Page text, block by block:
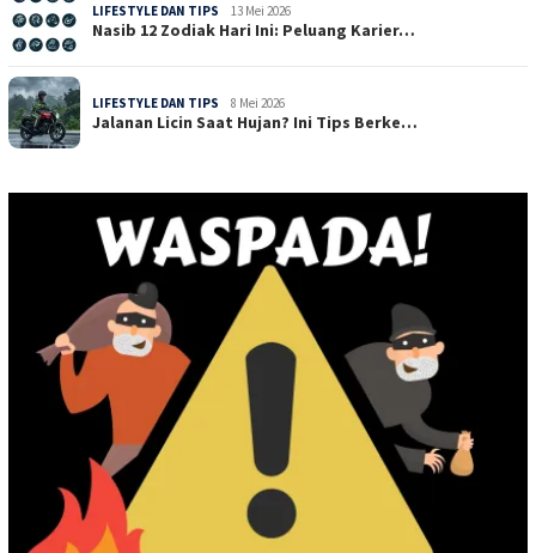
LIFESTYLE DAN TIPS 13 Mei 2026
Nasib 12 Zodiak Hari Ini: Peluang Karier…
LIFESTYLE DAN TIPS 8 Mei 2026
Jalanan Licin Saat Hujan? Ini Tips Berke…